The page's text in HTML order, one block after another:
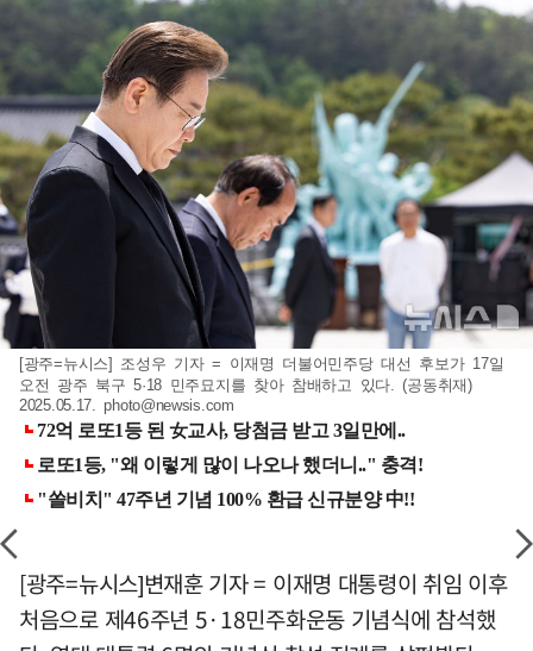
[광주=뉴시스] 조성우 기자 = 이재명 더불어민주당 대선 후보가 17일
오전 광주 북구 5·18 민주묘지를 찾아 참배하고 있다. (공동취재)
2025.05.17.photo@newsis.com
[광주=뉴시스]변재훈 기자 = 이재명 대통령이 취임 이후
처음으로 제46주년 5·18민주화운동 기념식에 참석했